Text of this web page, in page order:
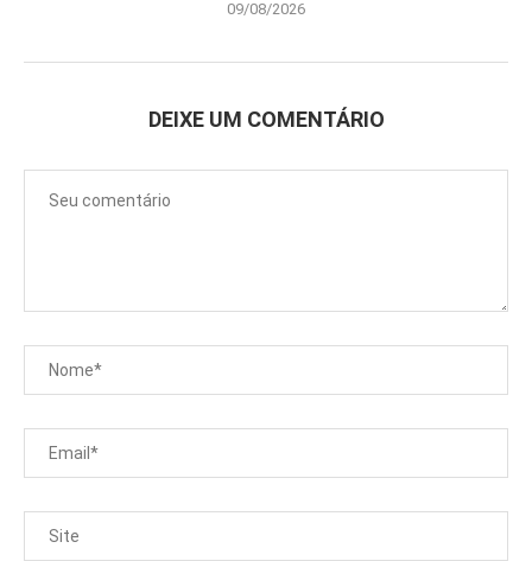
09/08/2026
DEIXE UM COMENTÁRIO